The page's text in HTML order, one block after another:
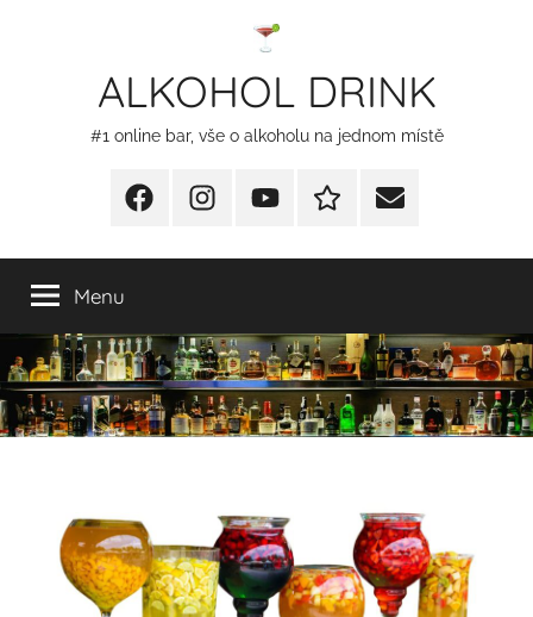
ALKOHOL DRINK
#1 online bar, vše o alkoholu na jednom místě
FacebookInstagram
YT
Redakční
E-
Menu